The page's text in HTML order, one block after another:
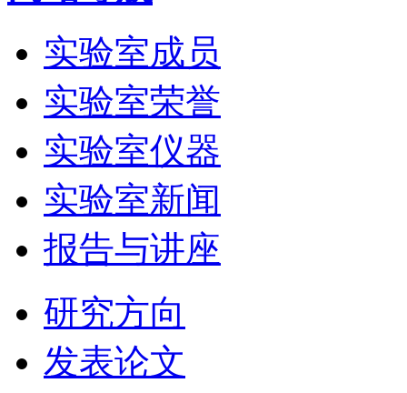
实验室成员
实验室荣誉
实验室仪器
实验室新闻
报告与讲座
研究方向
发表论文